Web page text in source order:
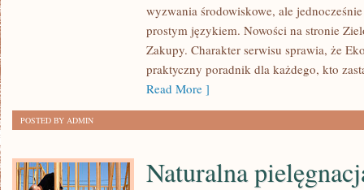
wyzwania środowiskowe, ale
prostym językiem. Nowości na stronie
Zakupy. Charakter serwisu sprawia, że
praktyczny poradnik dla każdego, kto
Read More ]
POSTED BY ADMIN
Naturalna